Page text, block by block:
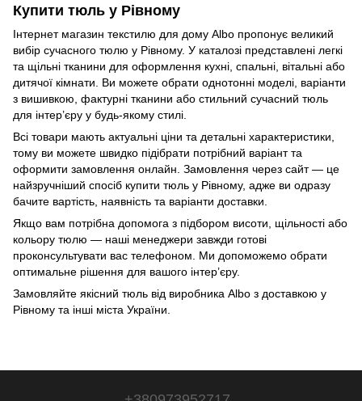
Купити тюль у Рівному
Інтернет магазин текстилю для дому Albo пропонує великий
вибір сучасного тюлю у Рівному. У каталозі представлені легкі
та щільні тканини для оформлення кухні, спальні, вітальні або
дитячої кімнати. Ви можете обрати однотонні моделі, варіанти
з вишивкою, фактурні тканини або стильний сучасний тюль
для інтер’єру у будь‑якому стилі.
Всі товари мають актуальні ціни та детальні характеристики,
тому ви можете швидко підібрати потрібний варіант та
оформити замовлення онлайн. Замовлення через сайт — це
найзручніший спосіб купити тюль у Рівному, адже ви одразу
бачите вартість, наявність та варіанти доставки.
Якщо вам потрібна допомога з підбором висоти, щільності або
кольору тюлю — наші менеджери завжди готові
проконсультувати вас телефоном. Ми допоможемо обрати
оптимальне рішення для вашого інтер’єру.
Замовляйте якісний тюль від виробника Albo з доставкою у
Рівному та інші міста України.